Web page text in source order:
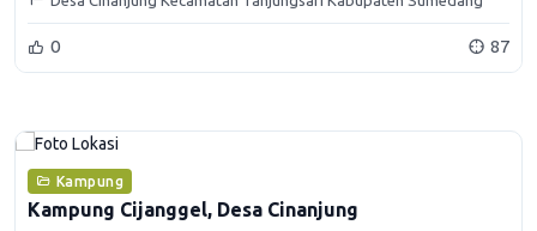
0 87
Kampung
Kampung Cijanggel, Desa Cinanjung